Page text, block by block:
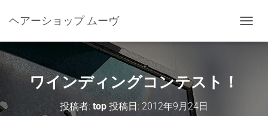
ヘアーショップ ムーヴ
ビ
ワインディングコンテスト！
投稿者: top 投稿日: 2012年9月24日